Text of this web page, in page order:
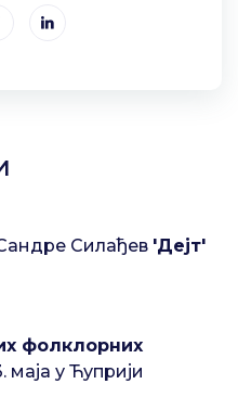
Силађев 'Дејт'
фолклорних
маја у Ћуприји